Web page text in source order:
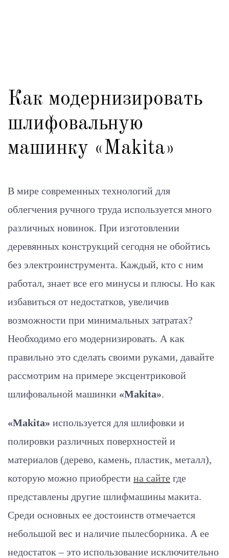
Как модернизировать
шлифовальную
машинку «Makita»
В мире современных технологий для
облегчения ручного труда используется много
различных новинок. При изготовлении
деревянных конструкций сегодня не обойтись
без электроинструмента. Каждый, кто с ним
работал, знает все его минусы и плюсы. Но как
избавиться от недостатков, увеличив
возможности при минимальных затратах?
Необходимо его модернизировать. А как
правильно это сделать своими руками, давайте
рассмотрим на примере эксцентриковой
шлифовальной машинки «Makita».
«Makita» используется для шлифовки и
полировки различных поверхностей и
материалов (дерево, камень, пластик, металл),
которую можно приобрести на сайте где
представлены другие шлифмашины макита.
Среди основных ее достоинств отмечается
небольшой вес и наличие пылесборника. А ее
недостаток – это использование исключительно